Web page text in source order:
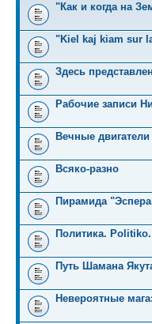
"Как и когда на
"Kiel kaj kiam sur
Здесь
Рабочие записи
Вечные
Всяко-разно
Пирамида
Политика. Politiko.
Путь Шамана
Невероятные